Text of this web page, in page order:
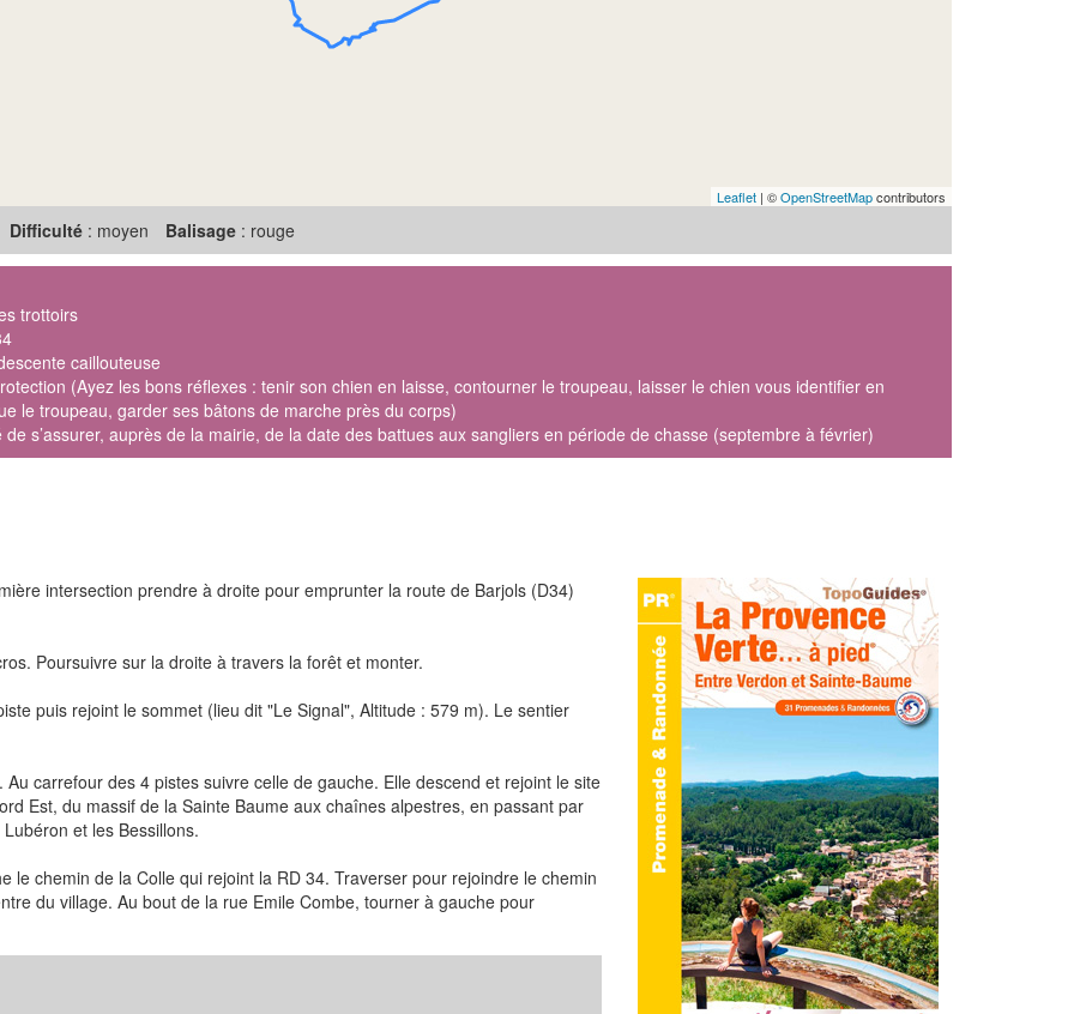
Leaflet | ©OpenStreetMapcontributors
Difficulté : moyen Balisage : rouge
trottoirs
caillouteuse
(Ayez les bons réflexes : tenir son chien en laisse, contourner le troupeau, laisser le chien vous identifier en
le troupeau, garder ses bâtons de marche près du corps)
s’assurer, auprès de la mairie, de la date des battues aux sangliers en période de chasse (septembre à février)
intersection prendre à droite pour emprunter la route de Barjols (D34)
Poursuivre sur la droite à travers la forêt et monter.
puis rejoint le sommet (lieu dit "Le Signal", Altitude : 579 m). Le sentier
carrefour des 4 pistes suivre celle de gauche. Elle descend et rejoint le site
Est, du massif de la Sainte Baume aux chaînes alpestres, en passant par
et les Bessillons.
le chemin de la Colle qui rejoint la RD 34. Traverser pour rejoindre le chemin
du village. Au bout de la rue Emile Combe, tourner à gauche pour